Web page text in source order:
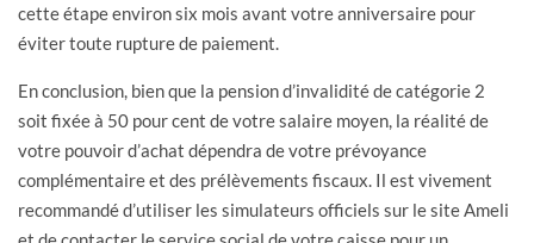
cette étape environ six mois avant votre anniversaire pour
éviter toute rupture de paiement.
En conclusion, bien que la pension d’invalidité de catégorie 2
soit fixée à 50 pour cent de votre salaire moyen, la réalité de
votre pouvoir d’achat dépendra de votre prévoyance
complémentaire et des prélèvements fiscaux. Il est vivement
recommandé d’utiliser les simulateurs officiels sur le site Ameli